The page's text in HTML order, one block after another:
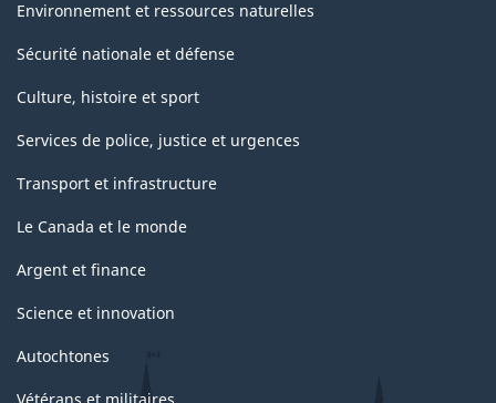
Environnement et ressources naturelles
Sécurité nationale et défense
Culture, histoire et sport
Services de police, justice et urgences
Transport et infrastructure
Le Canada et le monde
Argent et finance
Science et innovation
Autochtones